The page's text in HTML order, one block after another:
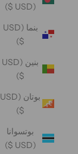
(USD $)
بنما (USD
$)
بنين (USD
$)
بوتان (USD
$)
بوتسوانا
(USD $)